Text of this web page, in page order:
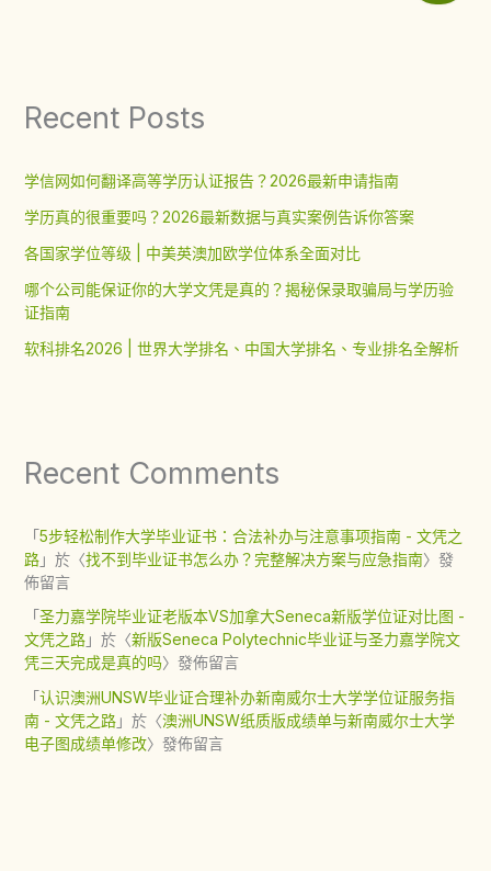
Recent Posts
学信网如何翻译高等学历认证报告？2026最新申请指南
学历真的很重要吗？2026最新数据与真实案例告诉你答案
各国家学位等级 | 中美英澳加欧学位体系全面对比
哪个公司能保证你的大学文凭是真的？揭秘保录取骗局与学历验
证指南
软科排名2026 | 世界大学排名、中国大学排名、专业排名全解析
Recent Comments
「5步轻松制作大学毕业证书：合法补办与注意事项指南 - 文凭之
路」於〈找不到毕业证书怎么办？完整解决方案与应急指南〉發
佈留言
「圣力嘉学院毕业证老版本VS加拿大Seneca新版学位证对比图 -
文凭之路」於〈新版Seneca Polytechnic毕业证与圣力嘉学院文
凭三天完成是真的吗〉發佈留言
「认识澳洲UNSW毕业证合理补办新南威尔士大学学位证服务指
南 - 文凭之路」於〈澳洲UNSW纸质版成绩单与新南威尔士大学
电子图成绩单修改〉發佈留言